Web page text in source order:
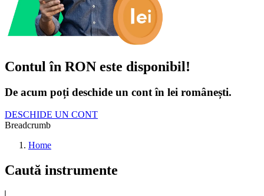
Contul în RON este disponibil!
De acum poți deschide un cont în lei românești.
DESCHIDE UN CONT
Breadcrumb
Home
Caută instrumente